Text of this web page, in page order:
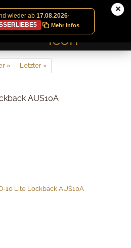
wieder ab 17.08.2026·
Mehr Infos
»
Letzter »
AUS10A